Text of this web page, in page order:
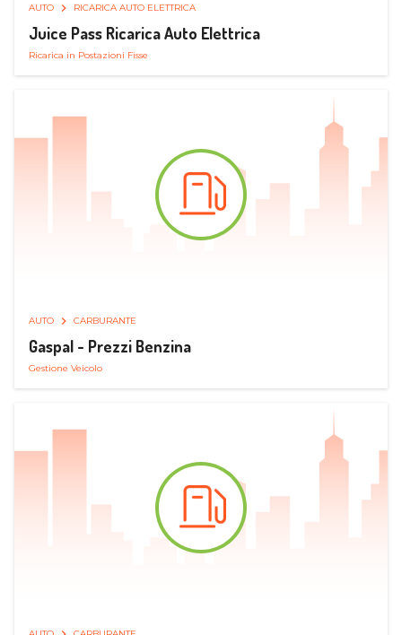
AUTO RICARICA AUTO ELETTRICA
Juice Pass Ricarica Auto Elettrica
Ricarica in Postazioni Fisse
AUTO CARBURANTE
Gaspal - Prezzi Benzina
Gestione Veicolo